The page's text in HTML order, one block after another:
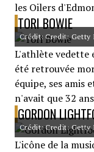
les Oilers
TORI BOWIE
Crédit: Credit: Getty
L'athlète vedette
été retrouvée
équipe, ses amis
n'avait que 32
GORDON
Crédit: Credit: Getty
L'icône de la